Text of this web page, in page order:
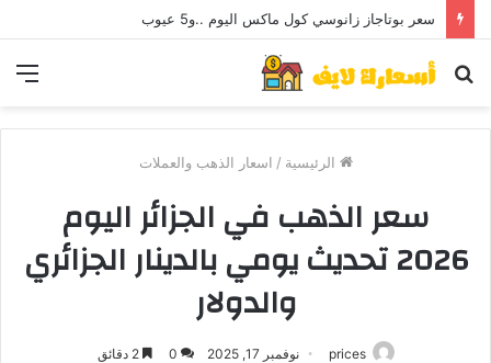
سعر بوتاجاز زانوسي كول ماكس اليوم ..و5 عيوب
بحث
الرئيسية / اسعار الذهب والعملات
سعر الذهب في الجزائر اليوم
2026 تحديث يومي بالدينار الجزائري
والدولار
prices نوفمبر 17, 2025 0 2 دقائق